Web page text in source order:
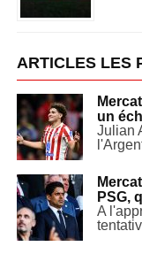
ARTICLES LES
un
Julian
PSG,
A